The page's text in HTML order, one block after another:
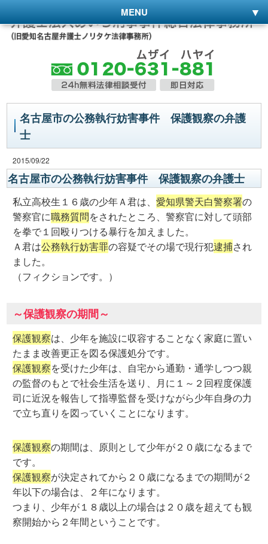
MENU
名古屋市の公務執行妨害事件 保護観察の弁護
士
2015/09/22
名古屋市の公務執行妨害事件 保護観察の弁護士
私立高校生１６歳の少年Ａ君は、愛知県警天白警察署の
警察官に職務質問をされたところ、警察官に対して頭部
を拳で１回殴りつける暴行を加えました。
Ａ君は公務執行妨害罪の容疑でその場で現行犯逮捕され
ました。
（フィクションです。）
～保護観察の期間～
保護観察は、少年を施設に収容することなく家庭に置い
たまま改善更正を図る保護処分です。
保護観察を受けた少年は、自宅から通勤・通学しつつ親
の監督のもとで社会生活を送り、月に１～２回程度保護
司に近況を報告して指導監督を受けながら少年自身の力
で立ち直りを図っていくことになります。
保護観察の期間は、原則として少年が２０歳になるまで
です。
保護観察が決定されてから２０歳になるまでの期間が２
年以下の場合は、２年になります。
つまり、少年が１８歳以上の場合は２０歳を超えても観
察開始から２年間ということです。